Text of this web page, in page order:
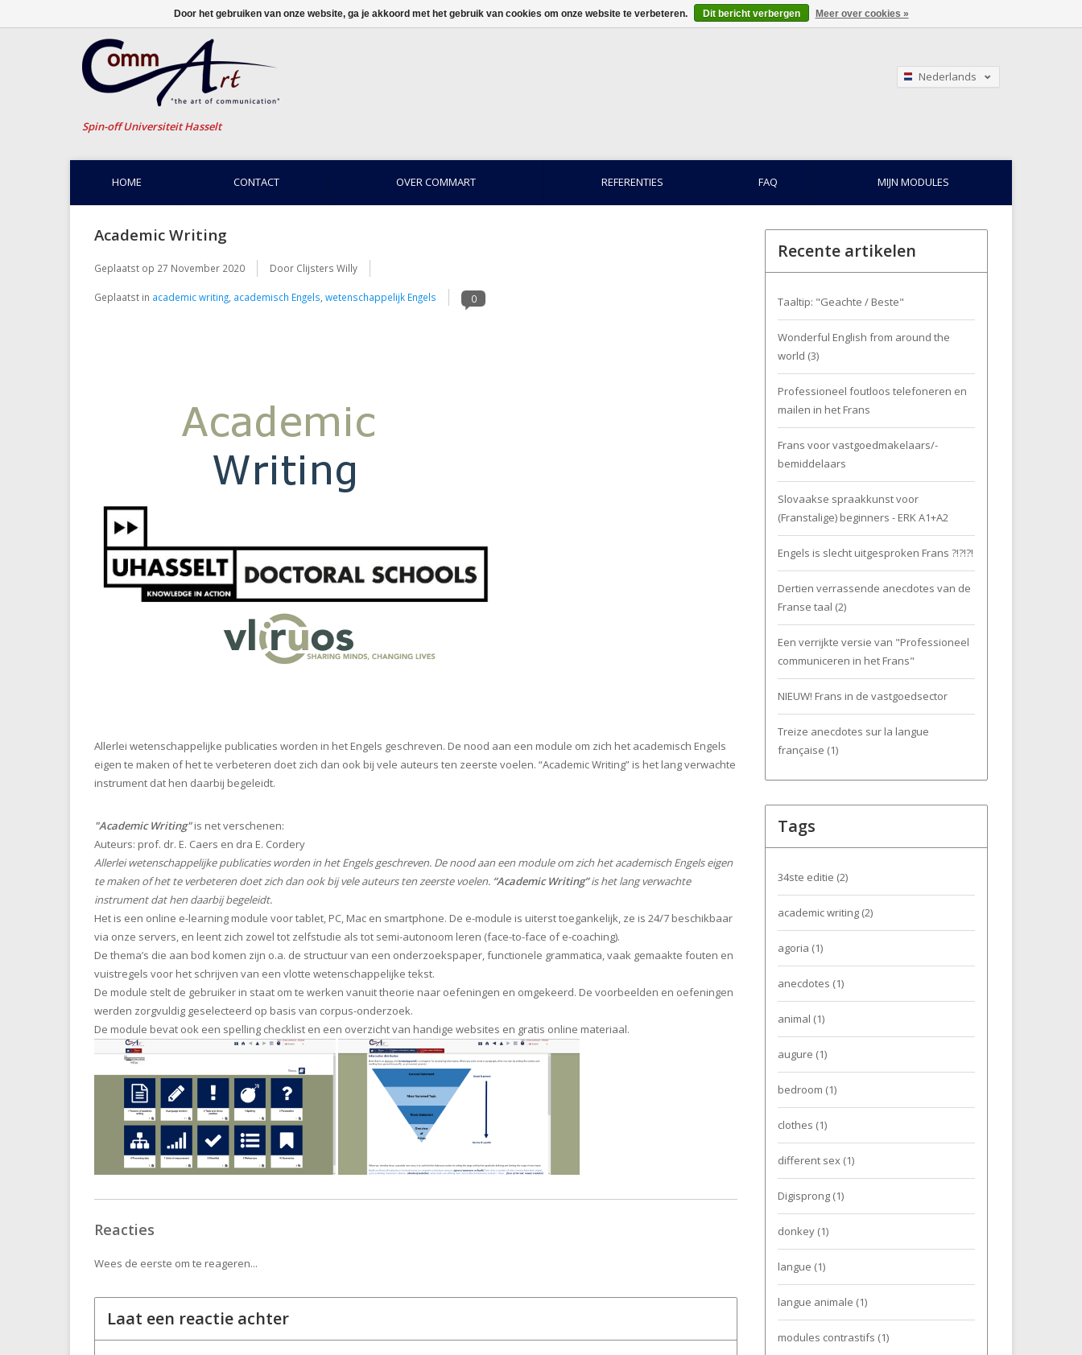
Spin-off Universiteit Hasselt
Nederlands
HOME CONTACT OVER COMMART REFERENTIES FAQ MIJN MODULES
Academic Writing
Geplaatst op 27 November 2020 Door Clijsters Willy
Geplaatst in academic writing, academisch Engels, wetenschappelijk Engels 0
Allerlei wetenschappelijke publicaties worden in het Engels geschreven. De nood aan een module om zich het academisch Engels
eigen te maken of het te verbeteren doet zich dan ook bij vele auteurs ten zeerste voelen. “Academic Writing” is het lang verwachte
instrument dat hen daarbij begeleidt.
"Academic Writing" is net verschenen:
Auteurs: prof. dr. E. Caers en dra E. Cordery
Allerlei wetenschappelijke publicaties worden in het Engels geschreven. De nood aan een module om zich het academisch Engels eigen
te maken of het te verbeteren doet zich dan ook bij vele auteurs ten zeerste voelen. “Academic Writing”is het lang verwachte
instrument dat hen daarbij begeleidt.
Het is een online e-learning module voor tablet, PC, Mac en smartphone. De e-module is uiterst toegankelijk, ze is 24/7 beschikbaar
via onze servers, en leent zich zowel tot zelfstudie als tot semi-autonoom leren (face-to-face of e-coaching).
De thema’s die aan bod komen zijn o.a. de structuur van een onderzoekspaper, functionele grammatica, vaak gemaakte fouten en
vuistregels voor het schrijven van een vlotte wetenschappelijke tekst.
De module stelt de gebruiker in staat om te werken vanuit theorie naar oefeningen en omgekeerd. De voorbeelden en oefeningen
werden zorgvuldig geselecteerd op basis van corpus-onderzoek.
De module bevat ook een spelling checklist en een overzicht van handige websites en gratis online materiaal.
Reacties
Wees de eerste om te reageren...
Laat een reactie achter
Recente artikelen
Taaltip: "Geachte / Beste"
Wonderful English from around the
world (3)
Professioneel foutloos telefoneren en
mailen in het Frans
Frans voor vastgoedmakelaars/-
bemiddelaars
Slovaakse spraakkunst voor
(Franstalige) beginners - ERK A1+A2
Engels is slecht uitgesproken Frans ?!?!?!
Dertien verrassende anecdotes van de
Franse taal (2)
Een verrijkte versie van "Professioneel
communiceren in het Frans"
NIEUW! Frans in de vastgoedsector
Treize anecdotes sur la langue
française (1)
Tags
34ste editie (2)
academic writing (2)
agoria (1)
anecdotes (1)
animal (1)
augure (1)
bedroom (1)
clothes (1)
different sex (1)
Digisprong (1)
donkey (1)
langue (1)
langue animale (1)
modules contrastifs (1)
Door het gebruiken van onze website, ga je akkoord met het gebruik van cookies om onze website te verbeteren. Dit bericht verbergen Meer over cookies »